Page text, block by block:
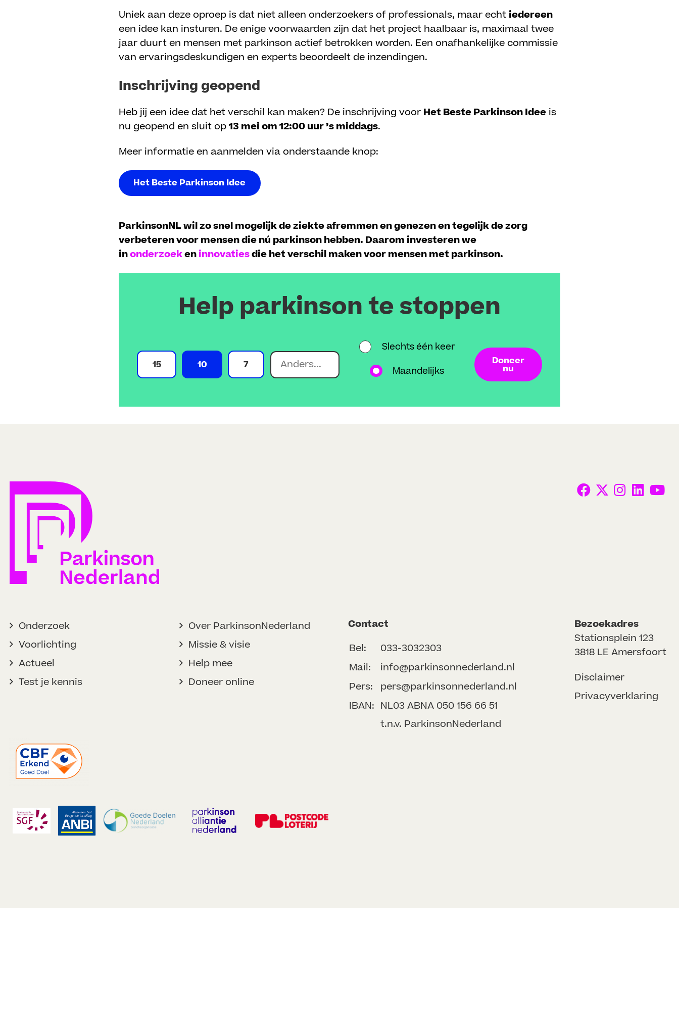
Uniek aan deze oproep is dat niet alleen onderzoekers of professionals, maar echtiedereen
een idee kan insturen. De enige voorwaarden zijn dat het project haalbaar is, maximaal twee
jaar duurt en mensen met parkinson actief betrokken worden. Een onafhankelijke commissie
van ervaringsdeskundigen en experts beoordeelt de inzendingen.
Inschrijving geopend
Heb jij een idee dat het verschil kan maken? De inschrijving voor Het Beste Parkinson Idee is
nu geopend en sluit op13 mei om 12:00 uur ’s middags.
Meer informatie en aanmelden via onderstaande knop:
Het Beste Parkinson Idee
ParkinsonNL wil zo snel mogelijk de ziekte afremmen en genezen en tegelijk de zorg
verbeteren voor mensen die nú parkinson hebben. Daarom investeren we
inonderzoekeninnovatiesdie het verschil maken voor mensen met parkinson.
Help parkinson te stoppen
15 10 7
Slechts één keer
Maandelijks
Doneer
nu
Onderzoek
Voorlichting
Actueel
Test je kennis
Over ParkinsonNederland
Missie & visie
Help mee
Doneer online
Contact
Bel:
033-3032303
Mail:
info@parkinsonnederland.nl
Pers:
pers@parkinsonnederland.nl
IBAN: NL03 ABNA 050 156 66 51
t.n.v. ParkinsonNederland
Bezoekadres
Stationsplein 123
3818 LE Amersfoort
Disclaimer
Privacyverklaring